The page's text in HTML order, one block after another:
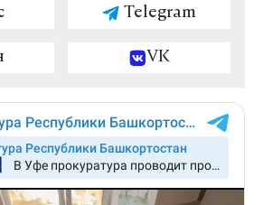
Telegram
VK